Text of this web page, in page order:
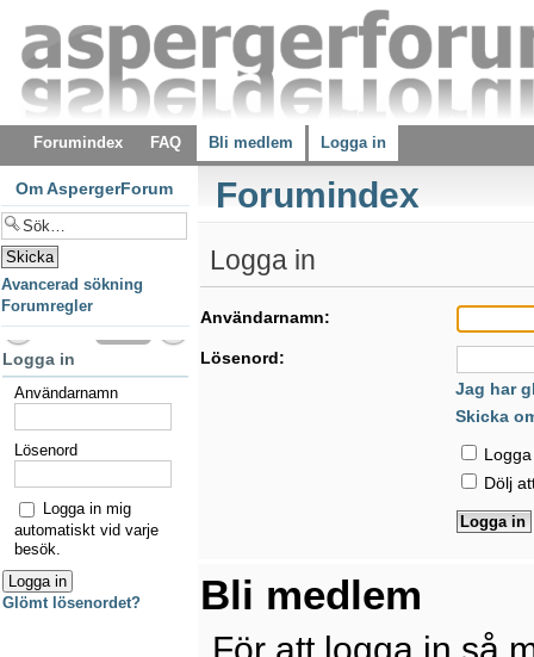
Forumindex FAQ Bli medlem Logga in
Forumindex
Logga in
Användarnamn:
Lösenord:
Jag har
Skicka
Dölj
Bli medlem
För att logga in så
Om AspergerForum
Avancerad sökning
Forumregler
Logga in
Användarnamn
Lösenord
Logga in mig
automatiskt vid varje
besök.
Glömt lösenordet?